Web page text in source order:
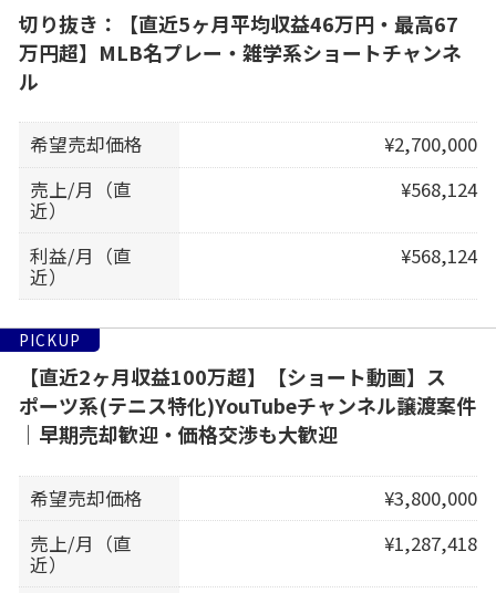
切り抜き：【直近5ヶ月平均収益46万円・最高67
万円超】MLB名プレー・雑学系ショートチャンネ
ル
希望売却価格
¥2,700,000
売上/月（直
近）
¥568,124
利益/月（直
近）
¥568,124
PICKUP
【直近2ヶ月収益100万超】【ショート動画】ス
ポーツ系(テニス特化)YouTubeチャンネル譲渡案件
｜早期売却歓迎・価格交渉も大歓迎
希望売却価格
¥3,800,000
売上/月（直
近）
¥1,287,418